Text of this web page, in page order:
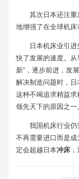
其次日本还注重
地增强了在全球机床
日本机床业引进
快了发展的速度。从
新”，逐步前进，发
解决制造问题时，日
这种不竭追求精益
领先天下的原因之一
我国机床行业仍需
不再需要进口而是
定会超越日本冲床，